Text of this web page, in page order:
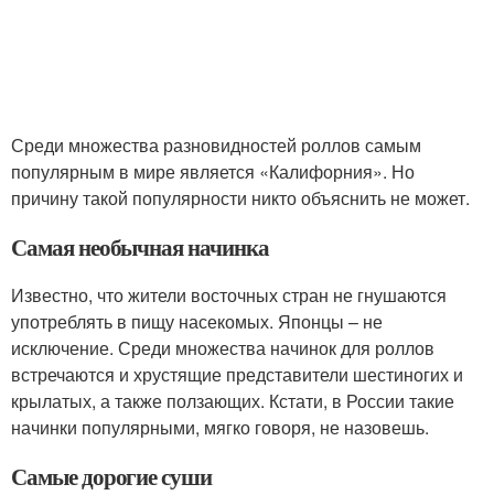
Среди множества разновидностей роллов самым
популярным в мире является «Калифорния». Но
причину такой популярности никто объяснить не может.
Самая необычная начинка
Известно, что жители восточных стран не гнушаются
употреблять в пищу насекомых. Японцы – не
исключение. Среди множества начинок для роллов
встречаются и хрустящие представители шестиногих и
крылатых, а также ползающих. Кстати, в России такие
начинки популярными, мягко говоря, не назовешь.
Самые дорогие суши